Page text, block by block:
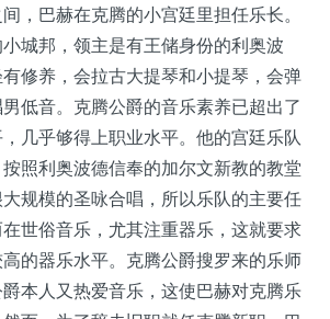
，巴赫在克腾的小宫廷里担任乐长。
城邦，领主是有王储身份的利奥波
修养，会拉古大提琴和小提琴，会弹
低音。克腾公爵的音乐素养已超出了
几乎够得上职业水平。他的宫廷乐队
照利奥波德信奉的加尔文新教的教堂
规模的圣咏合唱，所以乐队的主要任
世俗音乐，尤其注重器乐，这就要求
的器乐水平。克腾公爵搜罗来的乐师
本人又热爱音乐，这使巴赫对克腾乐